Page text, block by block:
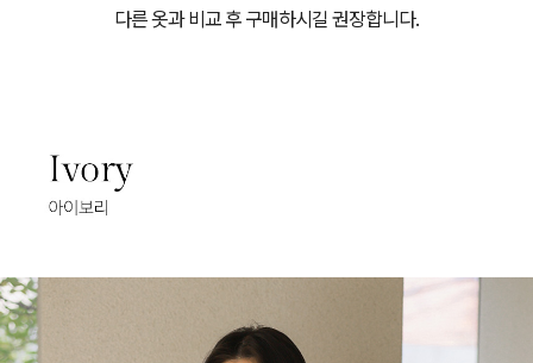
다른 옷과 비교 후 구매하시길 권장합니다.